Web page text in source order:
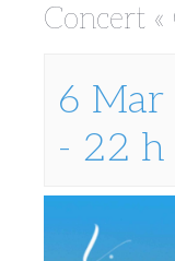
Concert «
6
- 22 h